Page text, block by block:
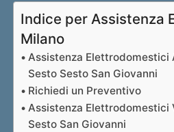
Indice per Assistenza
Milano
Assistenza Elettrodomestici
Sesto Sesto San Giovanni
Richiedi un Preventivo
Assistenza Elettrodomestici
Sesto San Giovanni